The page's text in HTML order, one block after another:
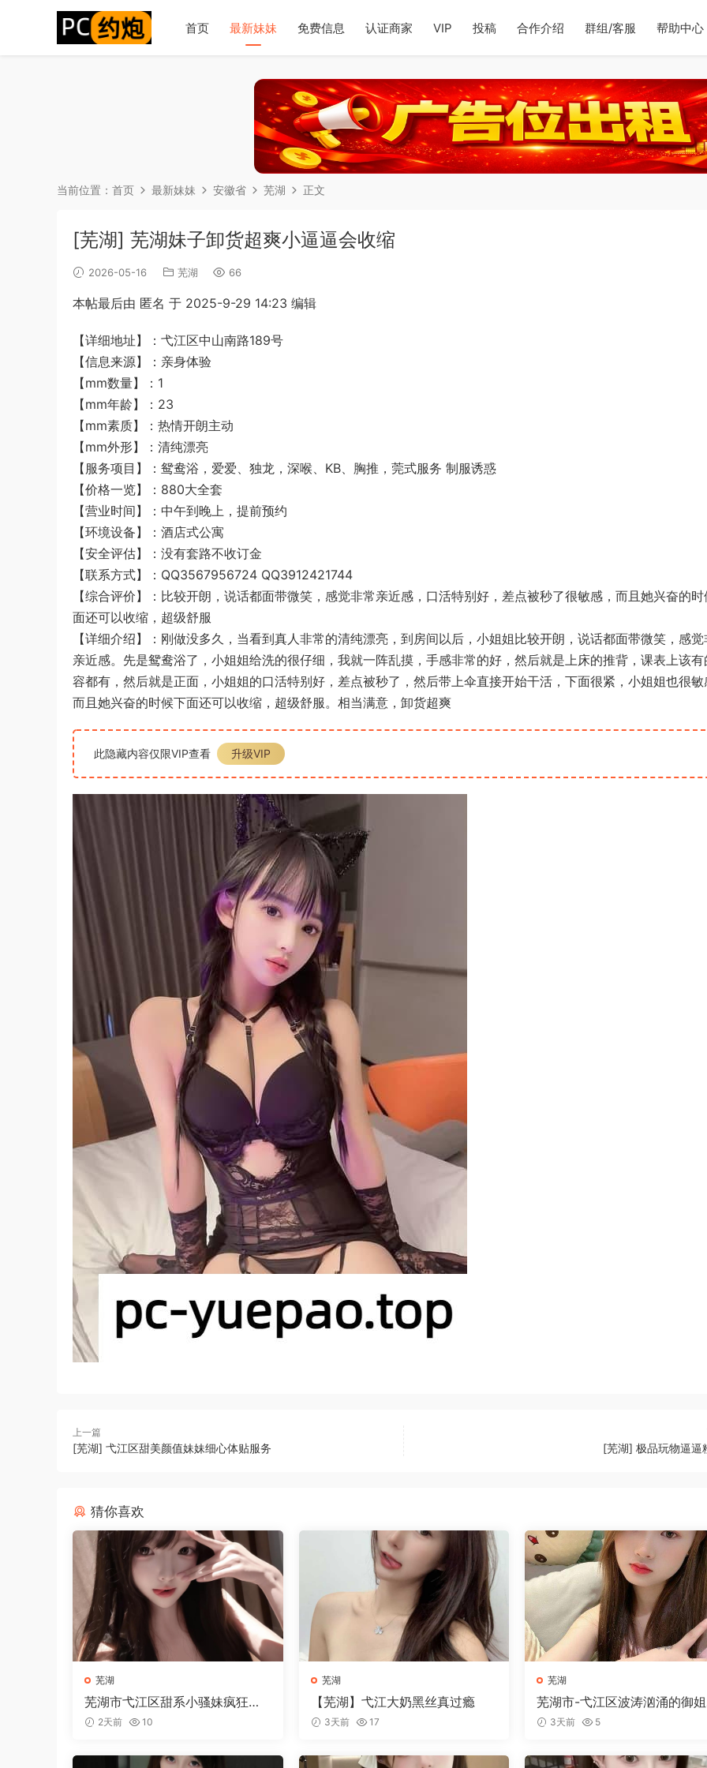
首页 最新妹妹 免费信息 认证商家 VIP 投稿 合作介绍 群组/客服 帮助中心
当前位置： 首页 最新妹妹 安徽省 芜湖 正文
[芜湖] 芜湖妹子卸货超爽小逼逼会收缩
2026-05-16 芜湖 66
本帖最后由 匿名 于 2025-9-29 14:23 编辑
【详细地址】：弋江区中山南路189号
【信息来源】：亲身体验
【mm数量】：1
【mm年龄】：23
【mm素质】：热情开朗主动
【mm外形】：清纯漂亮
【服务项目】：鸳鸯浴，爱爱、独龙，深喉、KB、胸推，莞式服务 制服诱惑
【价格一览】：880大全套
【营业时间】：中午到晚上，提前预约
【环境设备】：酒店式公寓
【安全评估】：没有套路不收订金
【联系方式】：QQ3567956724 QQ3912421744
【综合评价】：比较开朗，说话都面带微笑，感觉非常亲近感，口活特别好，差点被秒了很敏感，而且她兴奋的
面还可以收缩，超级舒服
【详细介绍】：刚做没多久，当看到真人非常的清纯漂亮，到房间以后，小姐姐比较开朗，说话都面带微笑，感觉
亲近感。先是鸳鸯浴了，小姐姐给洗的很仔细，我就一阵乱摸，手感非常的好，然后就是上床的推背，课表上该有
容都有，然后就是正面，小姐姐的口活特别好，差点被秒了，然后带上伞直接开始干活，下面很紧，小姐姐也很敏
而且她兴奋的时候下面还可以收缩，超级舒服。相当满意，卸货超爽
此隐藏内容仅限VIP查看 升级VIP
上一篇
[芜湖] 弋江区甜美颜值妹妹细心体贴服务 [芜湖] 极品玩物逼逼
猜你喜欢
芜湖
芜湖市弋江区甜系小骚妹疯狂打
桩 2天前 10
芜湖
【芜湖】弋江大奶黑丝真过瘾
3天前 17
芜湖
芜湖市-弋江区波涛汹涌的御姐
角色扮演
3天前 5